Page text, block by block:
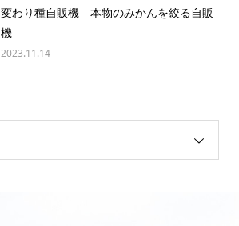
変わり種自販機 本物のみかんを絞る自販
機
2023.11.14